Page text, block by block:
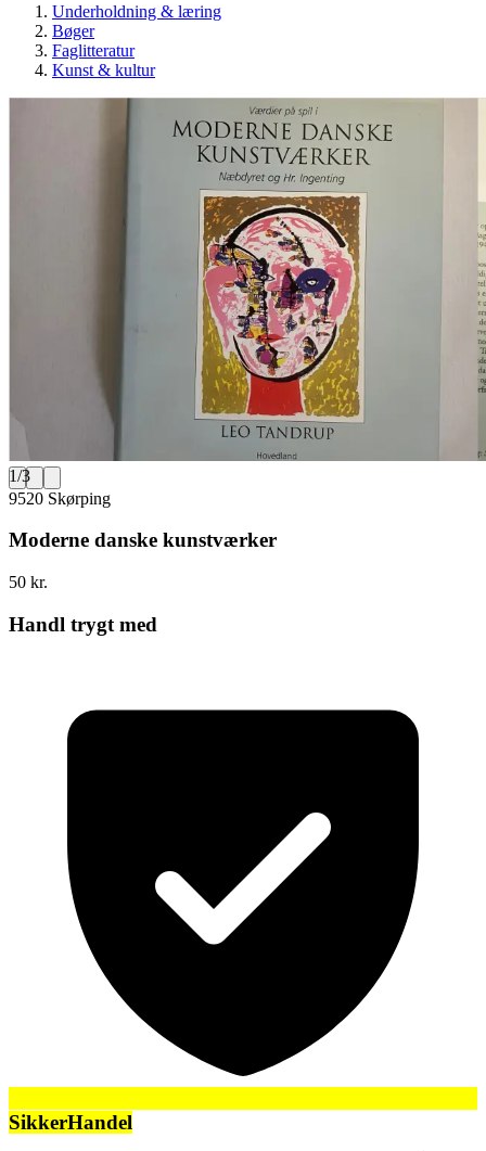
Underholdning & læring
Bøger
Faglitteratur
Kunst & kultur
1/3
9520 Skørping
Moderne danske kunstværker
50 kr.
Handl trygt med
SikkerHandel